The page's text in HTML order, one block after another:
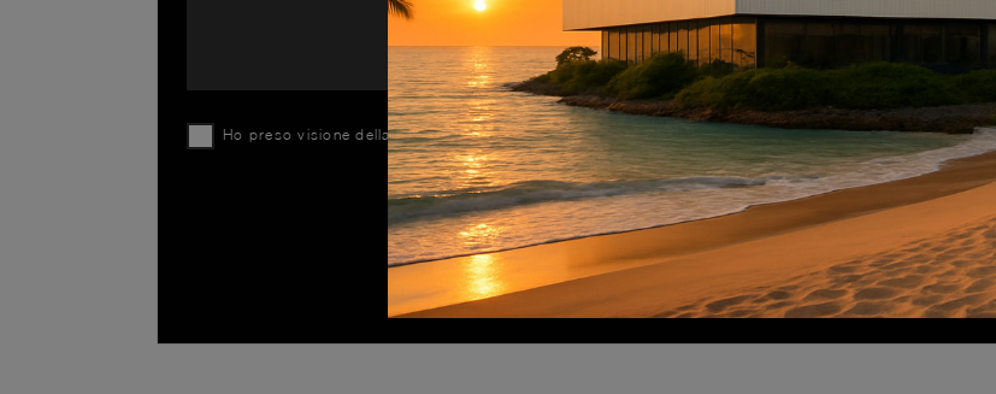
Ho preso visione dellaPrivacy Policy
INVIA